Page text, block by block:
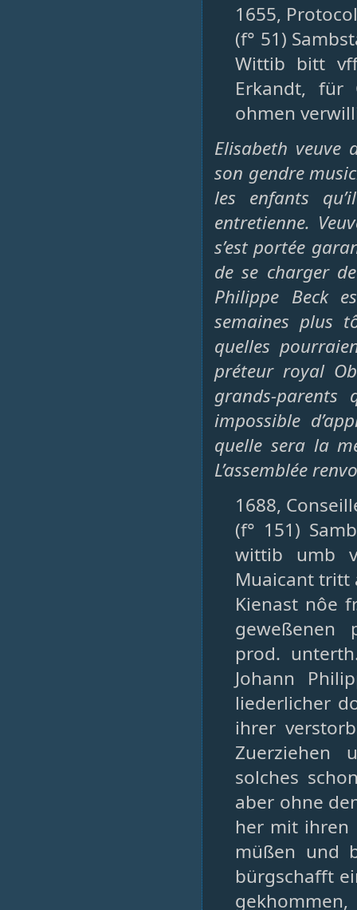
1655,
(f° 51)
Wittib bitt
Erkandt, für
ohmen
Elisabeth veuve
son gendre
les enfants
entretienne.
s’est portée
de se charger
Philippe Beck
semaines plus
quelles
préteur royal
grands-
impossible
quelle sera la
L’assemblée
1688,
(f° 151)
wittib umb
Muaicant tritt
Kienast nôe
geweßenen
prod.
Johann
liederlicher
ihrer
Zuerziehen
solches
aber ohne
her mit ihren
müßen und
bürgschafft